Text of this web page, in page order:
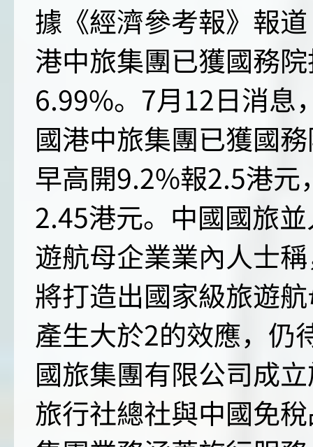
據《經濟參考報》報
港中旅集團已獲國務
6.99%。7月12日消息
國港中旅集團已獲國
早高開9.2%報2.5港
2.45港元。中國國旅
遊航母企業業內人士
將打造出國家級旅遊
產生大於2的效應，仍
國旅集團有限公司成
旅行社總社與中國免